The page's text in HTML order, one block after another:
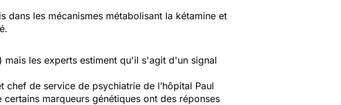
les mécanismes métabolisant la kétamine et
les experts estiment qu'il s'agit d'un signal
de service de psychiatrie de l’hôpital Paul
marqueurs génétiques ont des réponses